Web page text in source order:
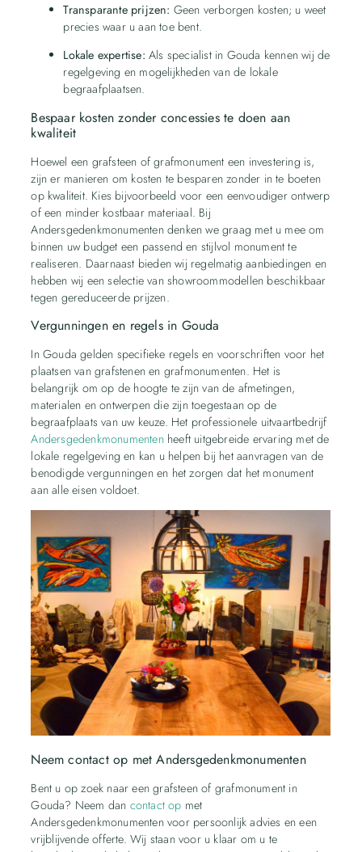
Transparante prijzen: Geen verborgen kosten; u weet
precies waar u aan toe bent.
Lokale expertise: Als specialist in Gouda kennen wij de
regelgeving en mogelijkheden van de lokale
begraafplaatsen.
Bespaar kosten zonder concessies te doen aan
kwaliteit
Hoewel een grafsteen of grafmonument een investering is,
zijn er manieren om kosten te besparen zonder in te boeten
op kwaliteit. Kies bijvoorbeeld voor een eenvoudiger ontwerp
of een minder kostbaar materiaal. Bij
Andersgedenkmonumenten denken we graag met u mee om
binnen uw budget een passend en stijlvol monument te
realiseren. Daarnaast bieden wij regelmatig aanbiedingen en
hebben wij een selectie van showroommodellen beschikbaar
tegen gereduceerde prijzen.
Vergunningen en regels in Gouda
In Gouda gelden specifieke regels en voorschriften voor het
plaatsen van grafstenen en grafmonumenten. Het is
belangrijk om op de hoogte te zijn van de afmetingen,
materialen en ontwerpen die zijn toegestaan op de
begraafplaats van uw keuze. Het professionele uitvaartbedrijf
Andersgedenkmonumentenheeft uitgebreide ervaring met de
lokale regelgeving en kan u helpen bij het aanvragen van de
benodigde vergunningen en het zorgen dat het monument
aan alle eisen voldoet.
Neem contact op met Andersgedenkmonumenten
Bent u op zoek naar een grafsteen of grafmonument in
Gouda? Neem dan contact op met
Andersgedenkmonumenten voor persoonlijk advies en een
vrijblijvende offerte. Wij staan voor u klaar om u te